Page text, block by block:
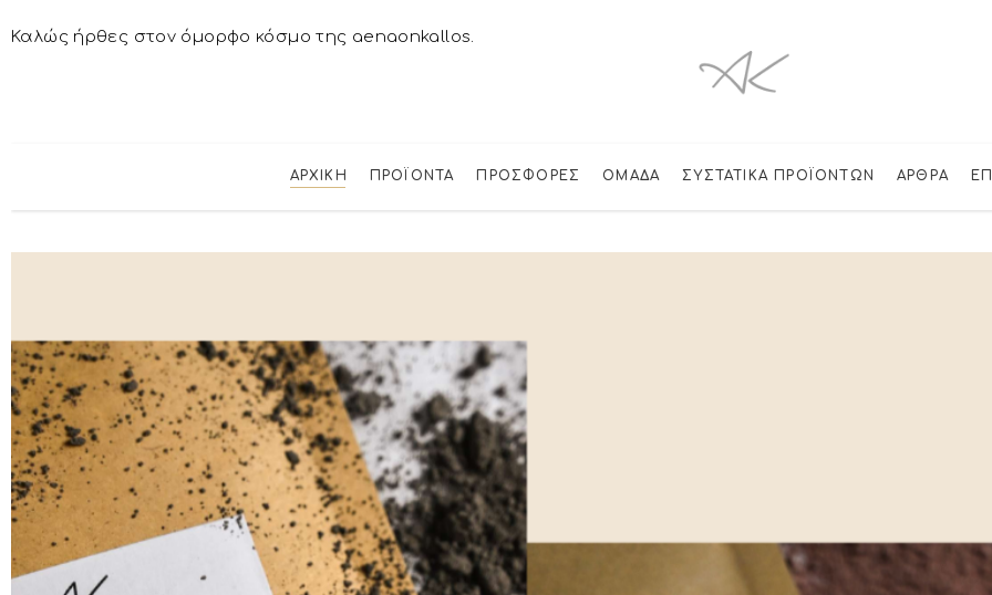
ΑΡΧΙΚΉ ΠΡΟΪΌΝΤΑ ΠΡΟΣΦΟΡΈΣ ΟΜΑΔΑ ΣΥΣΤΑΤΙΚΆ ΠΡΟΪΌΝΤΩΝ ΆΡΘΡΑ
Καλώς ήρθες στον όμορφο κόσμο της aenaonkallos.